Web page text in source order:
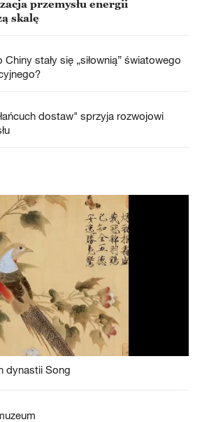
przemysłu energii
skalę
stały się „siłownią” światowego
dostaw" sprzyja rozwojowi
dynastii Song